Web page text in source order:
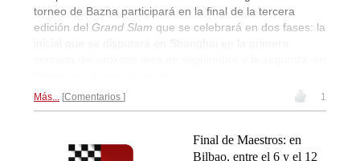
torneo de Bazna participará en la final de la tercera
edición del Grand Slam que se celebrará en dos fases: la
Más... Comentarios 1
Final de Maestros: en
Bilbao, entre el 6 y el 12